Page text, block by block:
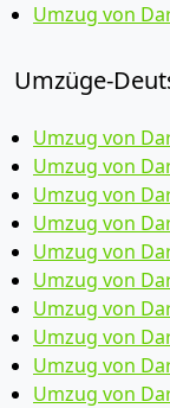
Umzug von
Umzüge-
Umzug von
Umzug von
Umzug von
Umzug von
Umzug von
Umzug von
Umzug von
Umzug von
Umzug von
Umzug von